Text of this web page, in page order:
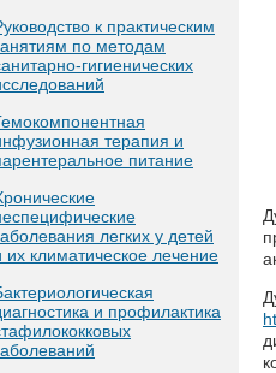
к практическим
по методам
гигиенических
терапия и
питание
легких у детей
их климатическое лечение
и профилактика